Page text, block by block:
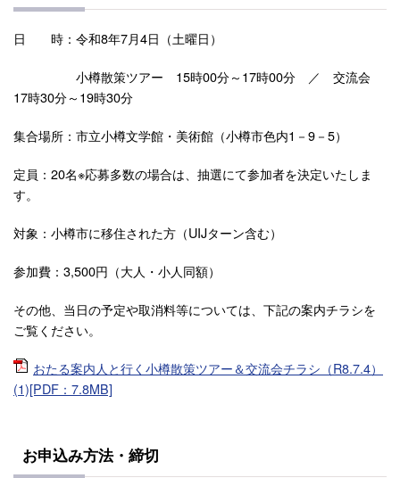
日 時：令和8年7月4日（土曜日）
小樽散策ツアー 15時00分～17時00分 ／ 交流会
17時30分～19時30分
集合場所：市立小樽文学館・美術館（小樽市色内1－9－5）
定員：20名※応募多数の場合は、抽選にて参加者を決定いたしま
す。
対象：小樽市に移住された方（UIJターン含む）
参加費：3,500円（大人・小人同額）
その他、当日の予定や取消料等については、下記の案内チラシを
ご覧ください。
おたる案内人と行く小樽散策ツアー＆交流会チラシ（R8.7.4）
(1)[PDF：7.8MB]
お申込み方法・締切